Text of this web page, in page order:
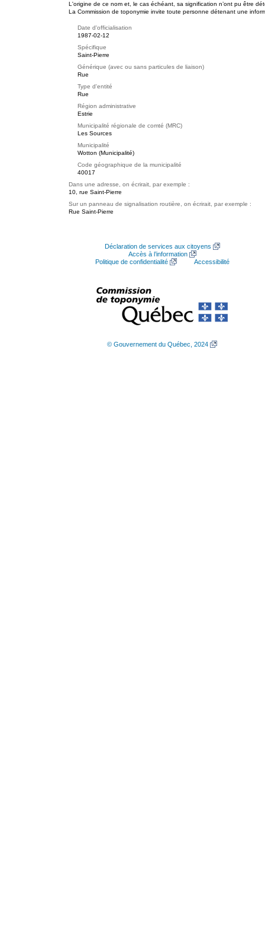
L'origine de ce nom et, le cas échéant, sa signification n’ont pu être
La Commission de toponymie invite toute personne détenant une
Date d'officialisation
1987-02-12
Spécifique
Saint-Pierre
Générique (avec ou sans particules de liaison)
Rue
Type d'entité
Rue
Région administrative
Estrie
Municipalité régionale de comté (MRC)
Les Sources
Municipalité
Wotton (Municipalité)
Code géographique de la municipalité
40017
Dans une adresse, on écrirait, par exemple :
10, rue Saint-Pierre
Sur un panneau de signalisation routière, on écrirait, par exemple :
Rue Saint-Pierre
Déclaration de services aux citoyens
Accès à l’information
Politique de confidentialité
Accessibilité
© Gouvernement du Québec, 2024